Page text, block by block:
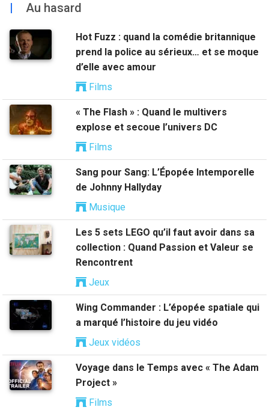
| Au hasard
Hot Fuzz : quand la comédie britannique
prend la police au sérieux… et se moque
d’elle avec amour
Films
« The Flash » : Quand le multivers
explose et secoue l’univers DC
Films
Sang pour Sang: L’Épopée Intemporelle
de Johnny Hallyday
Musique
Les 5 sets LEGO qu’il faut avoir dans sa
collection : Quand Passion et Valeur se
Rencontrent
Jeux
Wing Commander : L’épopée spatiale qui
a marqué l’histoire du jeu vidéo
Jeux vidéos
Voyage dans le Temps avec « The Adam
Project »
Films